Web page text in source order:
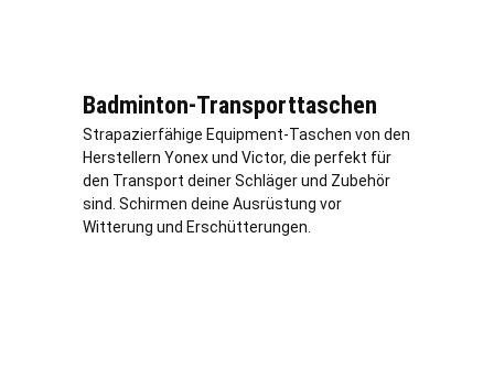
Badminton-Transporttaschen
Strapazierfähige Equipment-Taschen von den
Herstellern Yonex und Victor, die perfekt für
den Transport deiner Schläger und Zubehör
sind. Schirmen deine Ausrüstung vor
Witterung und Erschütterungen.